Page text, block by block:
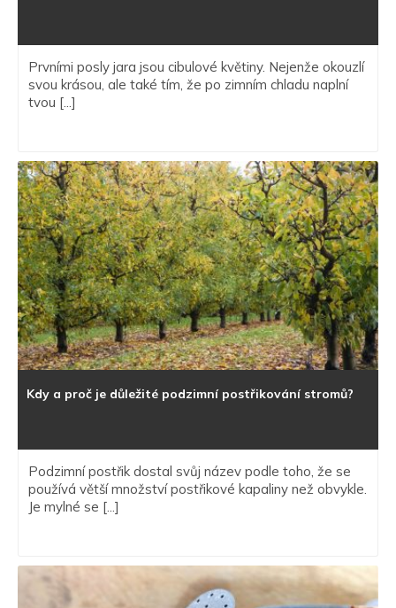
Prvními posly jara jsou cibulové květiny. Nejenže okouzlí
svou krásou, ale také tím, že po zimním chladu naplní
tvou [...]
Kdy a proč je důležité podzimní postřikování stromů?
Podzimní postřik dostal svůj název podle toho, že se
používá větší množství postřikové kapaliny než obvykle.
Je mylné se [...]